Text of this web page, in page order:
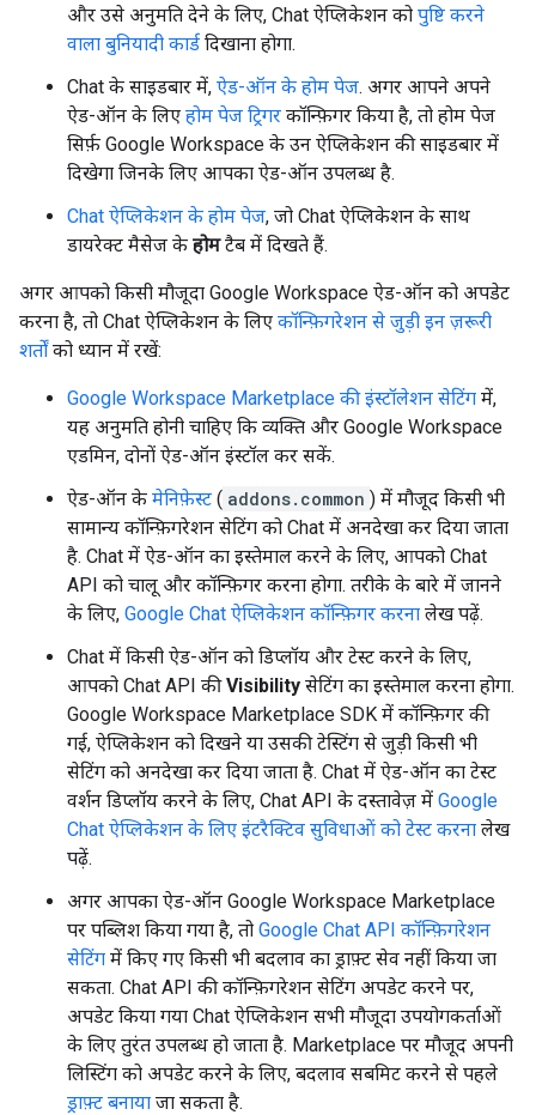
और उसे अनुमति देने के लिए, Chat ऐप्लिकेशन को पुष्टि करने
वाला बुनियादी कार्ड दिखाना होगा.
Chat के साइडबार में, ऐड-ऑन के होम पेज. अगर आपने अपने
ऐड-ऑन के लिए होम पेज ट्रिगर कॉन्फ़िगर किया है, तो होम पेज
सिर्फ़ Google Workspace के उन ऐप्लिकेशन की साइडबार में
दिखेगा जिनके लिए आपका ऐड-ऑन उपलब्ध है.
Chat ऐप्लिकेशन के होम पेज, जो Chat ऐप्लिकेशन के साथ
डायरेक्ट मैसेज के होमटैब में दिखते हैं.
अगर आपको किसी मौजूदा Google Workspace ऐड-ऑन को अपडेट
करना है, तो Chat ऐप्लिकेशन के लिए कॉन्फ़िगरेशन से जुड़ी इन ज़रूरी
शर्तोंको ध्यान में रखें:
Google Workspace Marketplace की इंस्टॉलेशन सेटिंग में,
यह अनुमति होनी चाहिए कि व्यक्ति और Google Workspace
एडमिन, दोनों ऐड-ऑन इंस्टॉल कर सकें.
ऐड-ऑन के मेनिफ़ेस्ट ( addons.common ) में मौजूद किसी भी
सामान्य कॉन्फ़िगरेशन सेटिंग को Chat में अनदेखा कर दिया जाता
है. Chat में ऐड-ऑन का इस्तेमाल करने के लिए, आपको Chat
API को चालू और कॉन्फ़िगर करना होगा. तरीके के बारे में जानने
के लिए, Google Chat ऐप्लिकेशन कॉन्फ़िगर करना लेख पढ़ें.
Chat में किसी ऐड-ऑन को डिप्लॉय और टेस्ट करने के लिए,
आपको Chat API कीVisibility सेटिंग का इस्तेमाल करना होगा.
Google Workspace Marketplace SDK में कॉन्फ़िगर की
गई, ऐप्लिकेशन को दिखने या उसकी टेस्टिंग से जुड़ी किसी भी
सेटिंग को अनदेखा कर दिया जाता है. Chat में ऐड-ऑन का टेस्ट
वर्शन डिप्लॉय करने के लिए, Chat API के दस्तावेज़ में Google
Chat ऐप्लिकेशन के लिए इंटरैक्टिव सुविधाओं को टेस्ट करना लेख
पढ़ें.
अगर आपका ऐड-ऑन Google Workspace Marketplace
पर पब्लिश किया गया है, तो Google Chat API कॉन्फ़िगरेशन
सेटिंग में किए गए किसी भी बदलाव का ड्राफ़्ट सेव नहीं किया जा
सकता. Chat API की कॉन्फ़िगरेशन सेटिंग अपडेट करने पर,
अपडेट किया गया Chat ऐप्लिकेशन सभी मौजूदा उपयोगकर्ताओं
के लिए तुरंत उपलब्ध हो जाता है. Marketplace पर मौजूद अपनी
लिस्टिंग को अपडेट करने के लिए, बदलाव सबमिट करने से पहले
ड्राफ़्ट बनाया जा सकता है.